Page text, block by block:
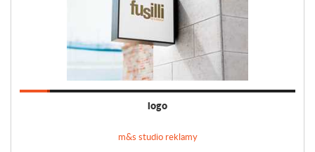
logo
m&s studio reklamy